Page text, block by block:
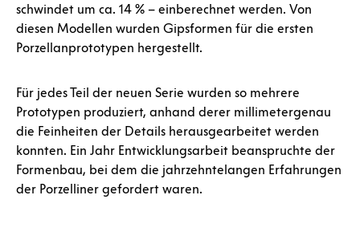
schwindet um ca. 14 % – einberechnet werden. Von
diesen Modellen wurden Gipsformen für die ersten
Porzellanprototypen hergestellt.
Für jedes Teil der neuen Serie wurden so mehrere
Prototypen produziert, anhand derer millimetergenau
die Feinheiten der Details herausgearbeitet werden
konnten. Ein Jahr Entwicklungsarbeit beanspruchte der
Formenbau, bei dem die jahrzehntelangen Erfahrungen
der Porzelliner gefordert waren.